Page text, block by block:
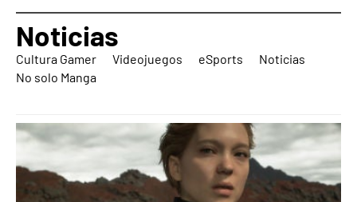
Noticias
Cultura Gamer Videojuegos eSports
Noticias
No solo Manga